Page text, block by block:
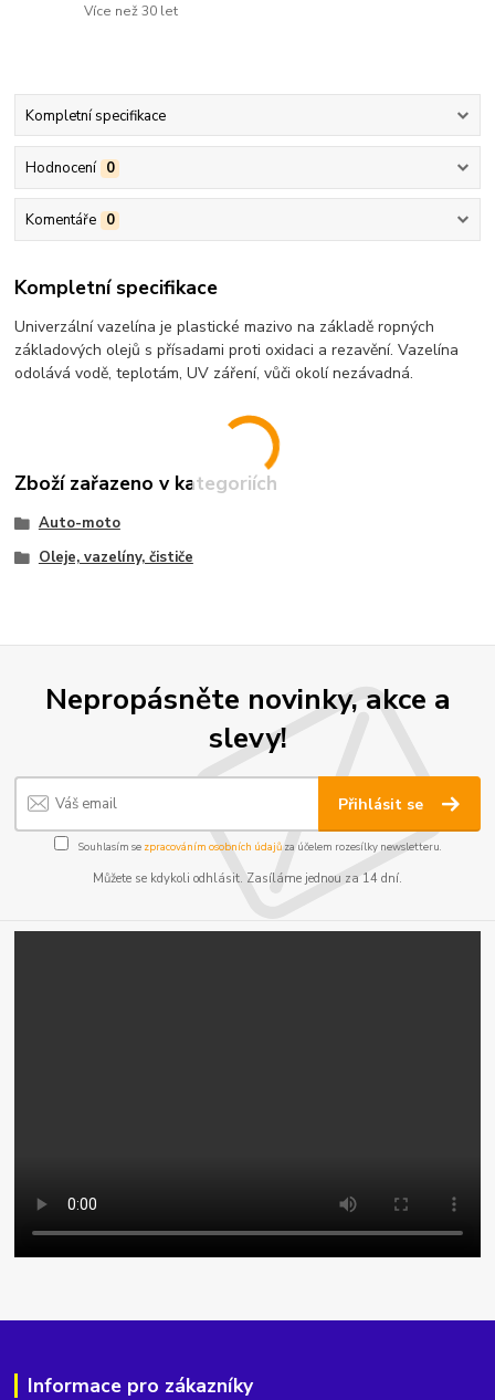
Více než 30 let
Kompletní specifikace
Hodnocení 0
Komentáře 0
Kompletní specifikace
Univerzální vazelína je plastické mazivo na základě ropných
základových olejů s přísadami proti oxidaci a rezavění. Vazelína
odolává vodě, teplotám, UV záření, vůči okolí nezávadná.
Zboží zařazeno v kategoriích
Auto-moto
Oleje, vazelíny, čističe
Nepropásněte novinky, akce a
slevy!
Přihlásit se
Souhlasím se zpracováním osobních údajůza účelem rozesílky newsletteru.
Můžete se kdykoli odhlásit. Zasíláme jednou za 14 dní.
Informace pro zákazníky